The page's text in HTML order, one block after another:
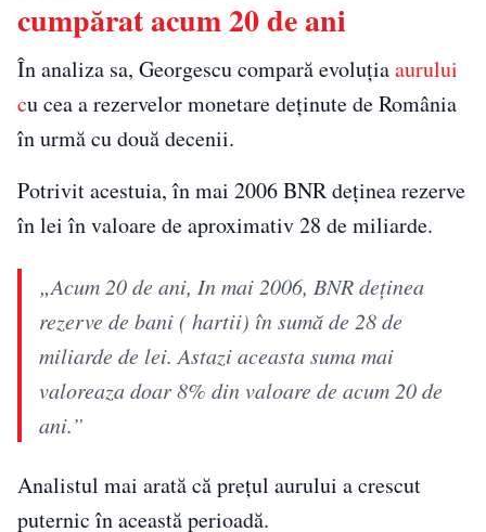
cumpărat acum 20 de ani
În analiza sa, Georgescu compară evoluțiaaurului
cu cea a rezervelor monetare deținute de România
în urmă cu două decenii.
Potrivit acestuia, în mai 2006 BNR deținea rezerve
în lei în valoare de aproximativ 28 de miliarde.
„Acum 20 de ani, In mai 2006, BNR deținea
rezerve de bani ( hartii) în sumă de 28 de
miliarde de lei. Astazi aceasta suma mai
valoreaza doar 8% din valoare de acum 20 de
ani.”
Analistul mai arată că prețul aurului a crescut
puternic în această perioadă.